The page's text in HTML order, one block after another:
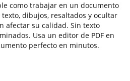
como trabajar en un documento
dibujos, resaltados y ocultar
afectar su calidad. Sin texto
Usa un editor de PDF en
perfecto en minutos.